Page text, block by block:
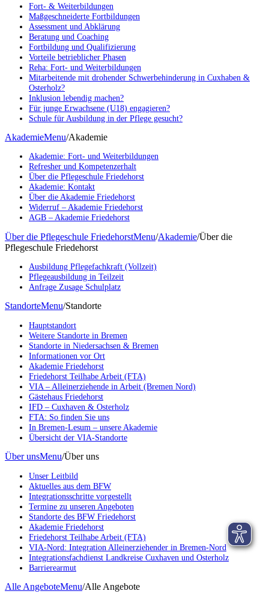
Fort- & Weiterbildungen
Maßgeschneiderte Fortbildungen
Assessment und Abklärung
Beratung und Coaching
Fortbildung und Qualifizierung
Vorteile betrieblicher Phasen
Reha: Fort- und Weiterbildungen
Mitarbeitende mit drohender Schwerbehinderung in Cuxhaben &
Osterholz?
Inklusion lebendig machen?
Für junge Erwachsene (U18) engagieren?
Schule für Ausbildung in der Pflege gesucht?
AkademieMenu/Akademie
Akademie: Fort- und Weiterbildungen
Refresher und Kompetenzerhalt
Über die Pflegeschule Friedehorst
Akademie: Kontakt
Über die Akademie Friedehorst
Widerruf – Akademie Friedehorst
AGB – Akademie Friedehorst
Über die Pflegeschule FriedehorstMenu/Akademie/Über die
Pflegeschule Friedehorst
Ausbildung Pflegefachkraft (Vollzeit)
Pflegeausbildung in Teilzeit
Anfrage Zusage Schulplatz
StandorteMenu/Standorte
Hauptstandort
Weitere Standorte in Bremen
Standorte in Niedersachsen & Bremen
Informationen vor Ort
Akademie Friedehorst
Friedehorst Teilhabe Arbeit (FTA)
VIA – Alleinerziehende in Arbeit (Bremen Nord)
Gästehaus Friedehorst
IFD – Cuxhaven & Osterholz
FTA: So finden Sie uns
In Bremen-Lesum – unsere Akademie
Übersicht der VIA-Standorte
Über unsMenu/Über uns
Unser Leitbild
Aktuelles aus dem BFW
Integrationsschritte vorgestellt
Termine zu unseren Angeboten
Standorte des BFW Friedehorst
Akademie Friedehorst
Friedehorst Teilhabe Arbeit (FTA)
VIA-Nord: Integration Alleinerziehender in Bremen-Nord
Integrationsfachdienst Landkreise Cuxhaven und Osterholz
Barrierearmut
Alle AngeboteMenu/Alle Angebote